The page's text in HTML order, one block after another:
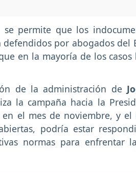
permite que los
por abogados del
en la mayoría de los casos
de la administración de
la campaña hacia la
el mes de noviembre, y el
podría estar
normas para enfrentar